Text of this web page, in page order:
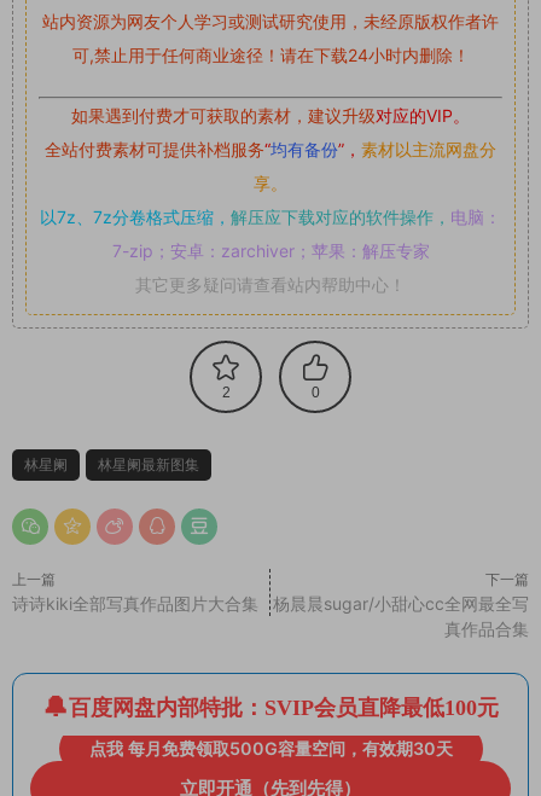
站内资源为网友个人学习或测试研究使用，未经原版权作者许
可,禁止用于任何商业途径！请在下载24小时内删除！
如果遇到付费才可获取的素材，建议升级对应的VIP。
全站付费素材可提供补档服务“均有备份”， 素材以主流网盘分
享。
以7z、7z分卷格式压缩， 解压应下载对应的软件操作， 电脑：
7-zip；安卓：zarchiver；苹果：解压专家
其它更多疑问请查看站内帮助中心！
2 0
林星阑 林星阑最新图集
上一篇
诗诗kiki全部写真作品图片大合集
下一篇
杨晨晨sugar/小甜心cc全网最全写
真作品合集
百度网盘内部特批：SVIP会员直降最低100元
点我 每月免费领取500G容量空间，有效期30天
立即开通（先到先得）